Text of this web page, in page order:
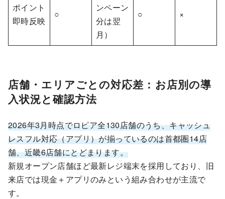
ポイント
即時反映
○
ンペーン
分は翌
月）
○ ×
店舗・エリアごとの対応差：お店別の導
入状況と確認方法
2026年3月時点でロピア全130店舗のうち、キャッシュ
レスフル対応（アプリ）が揃っているのは首都圏14店
舗、近畿6店舗にとどまります。
新規オープン店舗ほど最新レジ端末を採用しており、旧
来店では現金＋アプリのみという組み合わせが主流で
す。